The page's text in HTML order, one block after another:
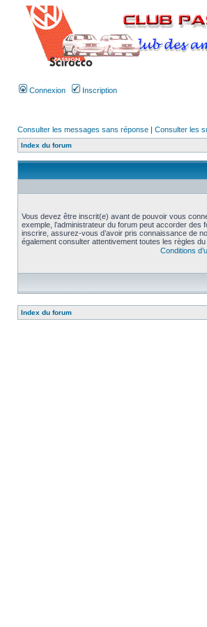
Connexion Inscription
Consulter les messages sans réponse | Consulter les
Index du forum
Vous devez être inscrit(e) avant de pouvoir vous
exemple, l’administrateur du forum peut accorder
inscrire, assurez-vous d’avoir pris connaissance de
également consulter attentivement toutes les règles
Conditions
Index du forum